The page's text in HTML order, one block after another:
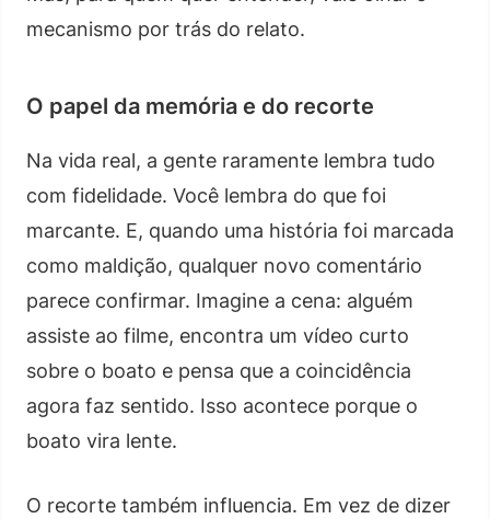
mecanismo por trás do relato.
O papel da memória e do recorte
Na vida real, a gente raramente lembra tudo
com fidelidade. Você lembra do que foi
marcante. E, quando uma história foi marcada
como maldição, qualquer novo comentário
parece confirmar. Imagine a cena: alguém
assiste ao filme, encontra um vídeo curto
sobre o boato e pensa que a coincidência
agora faz sentido. Isso acontece porque o
boato vira lente.
O recorte também influencia. Em vez de dizer